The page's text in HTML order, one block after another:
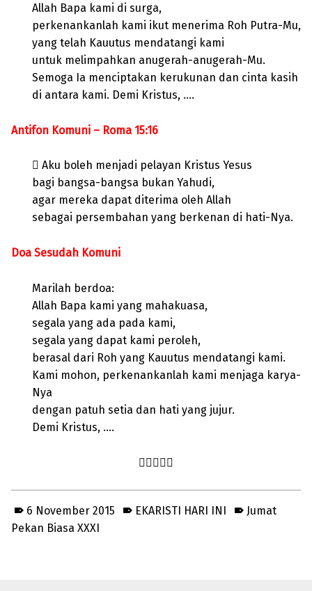
Allah Bapa kami di surga,
perkenankanlah kami ikut menerima Roh Putra-Mu,
yang telah Kauutus mendatangi kami
untuk melimpahkan anugerah-anugerah-Mu.
Semoga Ia menciptakan kerukunan dan cinta kasih
di antara kami. Demi Kristus, ….
Antifon Komuni – Roma 15:16
 Aku boleh menjadi pelayan Kristus Yesus
bagi bangsa-bangsa bukan Yahudi,
agar mereka dapat diterima oleh Allah
sebagai persembahan yang berkenan di hati-Nya.
Doa Sesudah Komuni
Marilah berdoa:
Allah Bapa kami yang mahakuasa,
segala yang ada pada kami,
segala yang dapat kami peroleh,
berasal dari Roh yang Kauutus mendatangi kami.
Kami mohon, perkenankanlah kami menjaga karya-
Nya
dengan patuh setia dan hati yang jujur.
Demi Kristus, ….

6 November 2015 EKARISTI HARI INI
Jumat
Pekan Biasa XXXI